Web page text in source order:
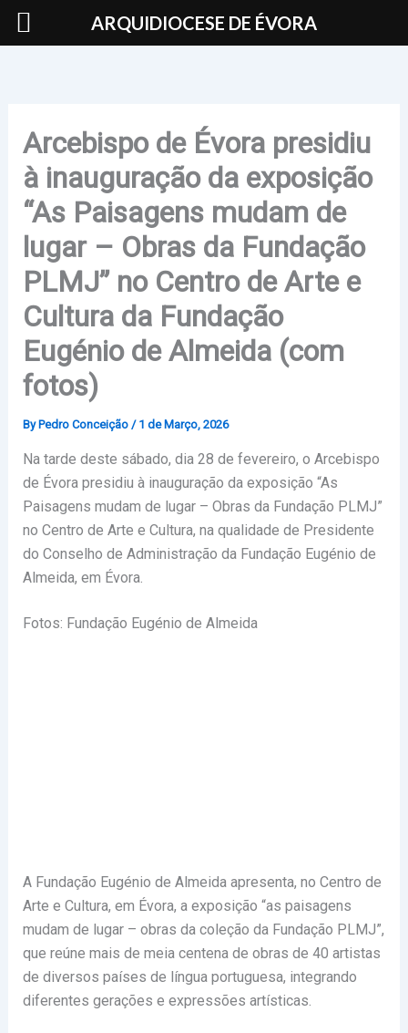
Skip
Arcebispo de Évora presidiu
à inauguração da exposição
“As Paisagens mudam de
lugar – Obras da Fundação
PLMJ” no Centro de Arte e
Cultura da Fundação
Eugénio de Almeida (com
fotos)
By Pedro Conceição / 1 de Março, 2026
Na tarde deste sábado, dia 28 de fevereiro, o Arcebispo
de Évora presidiu à inauguração da exposição “As
Paisagens mudam de lugar – Obras da Fundação PLMJ”
no Centro de Arte e Cultura, na qualidade de Presidente
do Conselho de Administração da Fundação Eugénio de
Almeida, em Évora.
Fotos: Fundação Eugénio de Almeida
A Fundação Eugénio de Almeida apresenta, no Centro de
Arte e Cultura, em Évora, a exposição “as paisagens
mudam de lugar – obras da coleção da Fundação PLMJ”,
que reúne mais de meia centena de obras de 40 artistas
de diversos países de língua portuguesa, integrando
diferentes gerações e expressões artísticas.
ARQUIDIOCESE DE ÉVORA